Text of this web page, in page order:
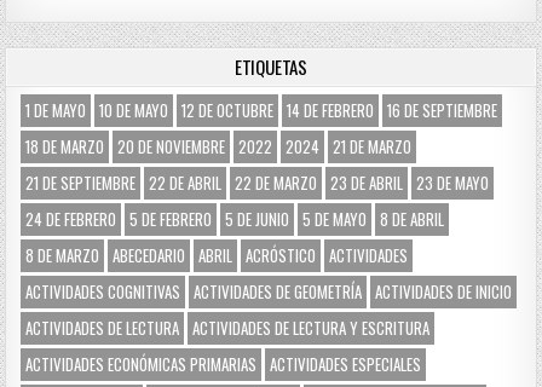
ETIQUETAS
1 DE MAYO 10 DE MAYO 12 DE OCTUBRE 14 DE FEBRERO
16 DE SEPTIEMBRE
18 DE MARZO
20 DE NOVIEMBRE 2022 2024
21 DE MARZO
21 DE SEPTIEMBRE 22 DE ABRIL 22 DE MARZO 23 DE ABRIL 23 DE MAYO
24 DE FEBRERO
5 DE FEBRERO 5 DE JUNIO 5 DE MAYO
8 DE ABRIL
8 DE MARZO
ABECEDARIO ABRIL ACRÓSTICO
ACTIVIDADES
ACTIVIDADES COGNITIVAS
ACTIVIDADES DE GEOMETRÍA ACTIVIDADES DE INICIO
ACTIVIDADES DE LECTURA ACTIVIDADES DE LECTURA Y ESCRITURA
ACTIVIDADES ECONÓMICAS PRIMARIAS
ACTIVIDADES ESPECIALES